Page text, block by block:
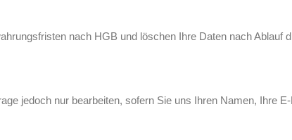
nach HGB und löschen Ihre Daten nach Ablauf
jedoch nur bearbeiten, sofern Sie uns Ihren Namen, Ihre